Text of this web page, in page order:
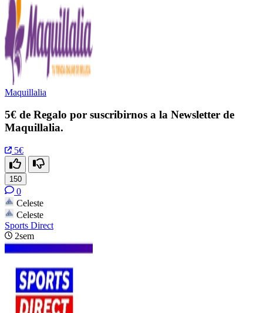
Maquillalia
5€ de Regalo por suscribirnos a la Newsletter de
Maquillalia.
5€
150
0
Celeste
Celeste
Sports Direct
2sem